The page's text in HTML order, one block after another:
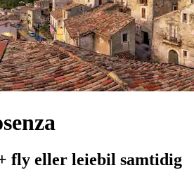
fly eller leiebil samtidig